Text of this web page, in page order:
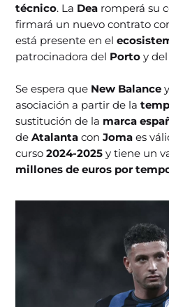
técnico. La Dea romperá su
firmará un nuevo contrato
está presente en el
patrocinadora del Portoy del
Se espera que New Balance
asociación a partir de la
sustitución de la marca
deAtalantaconJomaes
curso2024-2025 y tiene un
millones de euros por